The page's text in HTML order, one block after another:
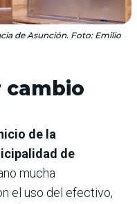
de Asunción. Foto: Emilio
cambio
de la
de
mucha
el uso del efectivo,